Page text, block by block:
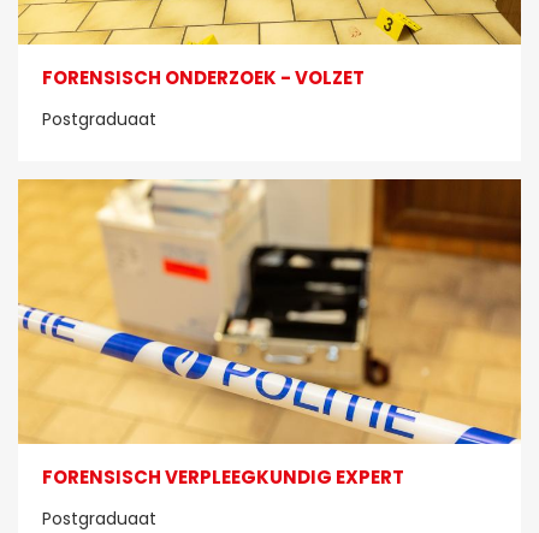
FORENSISCH ONDERZOEK - VOLZET
Postgraduaat
FORENSISCH VERPLEEGKUNDIG EXPERT
Postgraduaat